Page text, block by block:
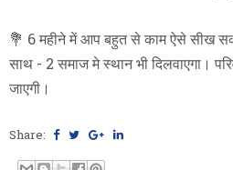
💐 6 महीने में आप बहुत से काम ऐसे सीख
साथ - 2 समाज मे स्थान भी दिलवाएगा।
जाएगी।
Share: